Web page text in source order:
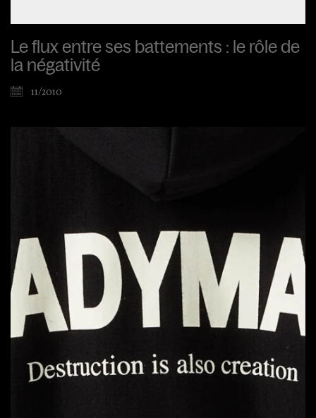
Le flux entre ses battements : le rôle de
la négativité
11/2010